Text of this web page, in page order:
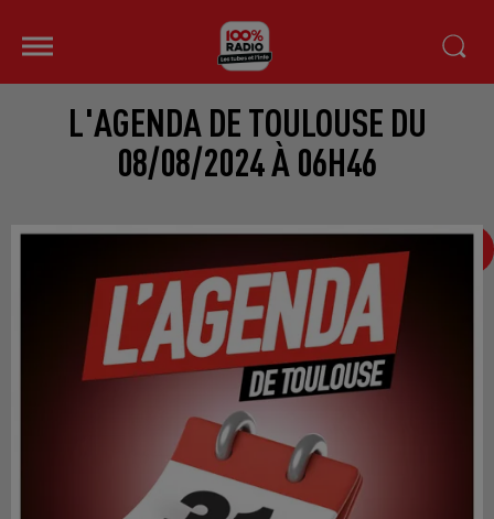
L'AGENDA DE TOULOUSE DU
08/08/2024 À 06H46